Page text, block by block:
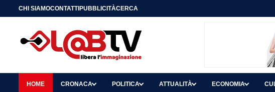
CHI SIAMOCONTATTIPUBBLICITÀCERCA
HOME CRONACA POLITICA ATTUALITÀ ECONOMIA